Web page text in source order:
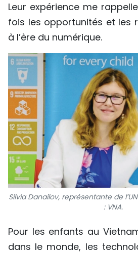
Leur expérience me
fois les opportunités et les
à l’ère du numérique.
Silvia Danailov, représentante de
: VNA.
Pour les enfants au
dans le monde, les